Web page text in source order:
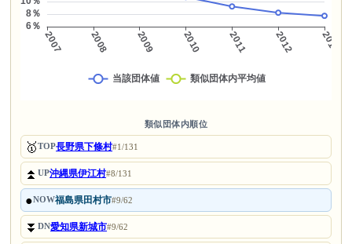
類似団体内順位
🥇TOP長野県下條村#1/131
⏫UP沖縄県伊江村#8/131
●NOW福島県田村市#9/62
⏬DN愛知県新城市#9/62